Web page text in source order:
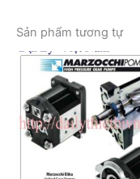
Sản phẩm tương tự